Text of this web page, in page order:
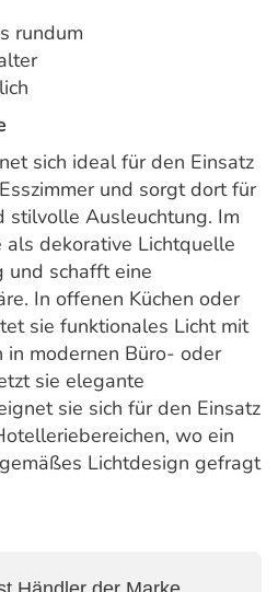
rundum
sich ideal für den Einsatz
und sorgt dort für
stilvolle Ausleuchtung. Im
dekorative Lichtquelle
und schafft eine
In offenen Küchen oder
sie funktionales Licht mit
in modernen Büro- oder
sie elegante
sie sich für den Einsatz
wo ein
Lichtdesign gefragt